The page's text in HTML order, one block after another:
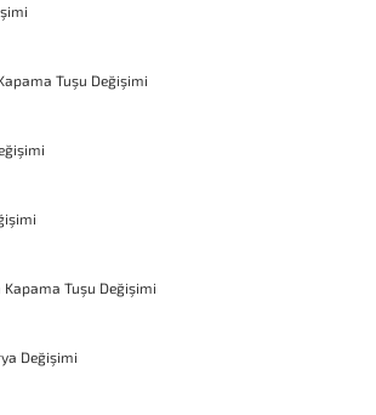
Tuşu Değişimi
Kapama Tuşu Değişimi
Değişimi